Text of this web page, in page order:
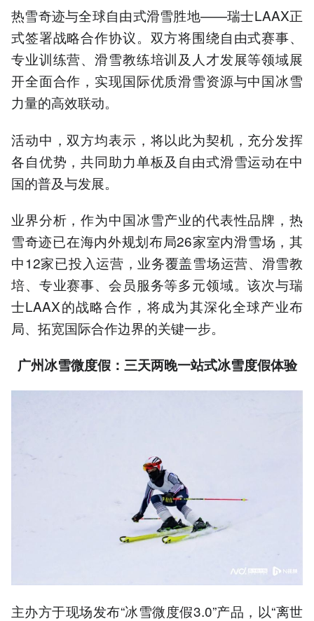
热雪奇迹与全球自由式滑雪胜地——瑞士LAAX正
式签署战略合作协议。双方将围绕自由式赛事、
专业训练营、滑雪教练培训及人才发展等领域展
开全面合作，实现国际优质滑雪资源与中国冰雪
力量的高效联动。
活动中，双方均表示，将以此为契机，充分发挥
各自优势，共同助力单板及自由式滑雪运动在中
国的普及与发展。
业界分析，作为中国冰雪产业的代表性品牌，热
雪奇迹已在海内外规划布局26家室内滑雪场，其
中12家已投入运营，业务覆盖雪场运营、滑雪教
培、专业赛事、会员服务等多元领域。该次与瑞
士LAAX的战略合作，将成为其深化全球产业布
局、拓宽国际合作边界的关键一步。
广州冰雪微度假： 三天两晚一站式冰雪度假体验
主办方于现场发布“冰雪微度假3.0”产品，以“离世